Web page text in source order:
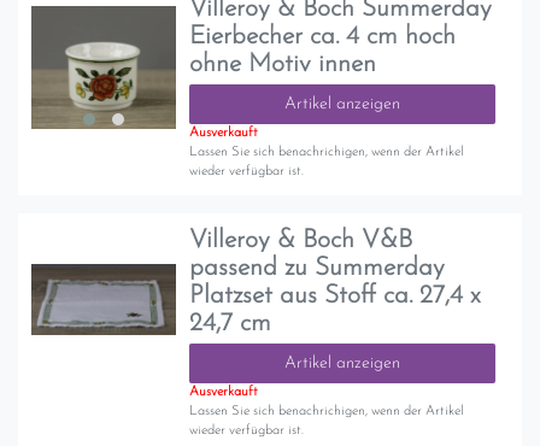
Villeroy & Boch Summerday
Eierbecher ca. 4 cm hoch
ohne Motiv innen
Artikel anzeigen
Ausverkauft
Lassen Sie sich benachrichigen, wenn der Artikel
wieder verfügbar ist.
Villeroy & Boch V&B
passend zu Summerday
Platzset aus Stoff ca. 27,4 x
24,7 cm
Artikel anzeigen
Ausverkauft
Lassen Sie sich benachrichigen, wenn der Artikel
wieder verfügbar ist.